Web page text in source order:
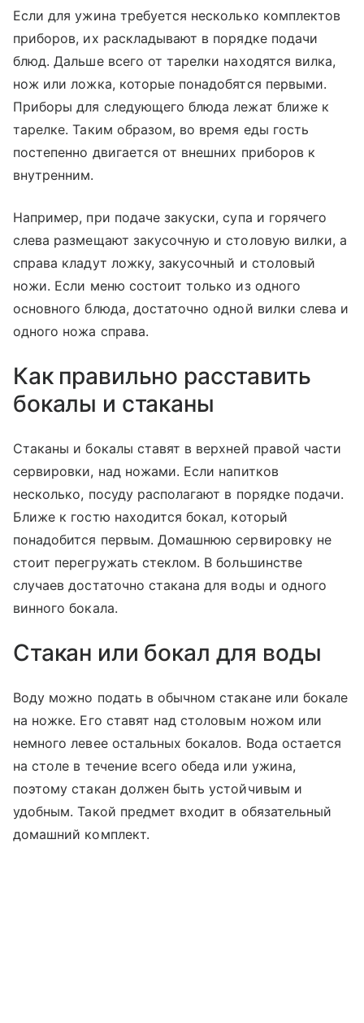
Если для ужина требуется несколько комплектов
приборов, их раскладывают в порядке подачи
блюд. Дальше всего от тарелки находятся вилка,
нож или ложка, которые понадобятся первыми.
Приборы для следующего блюда лежат ближе к
тарелке. Таким образом, во время еды гость
постепенно двигается от внешних приборов к
внутренним.
Например, при подаче закуски, супа и горячего
слева размещают закусочную и столовую вилки, а
справа кладут ложку, закусочный и столовый
ножи. Если меню состоит только из одного
основного блюда, достаточно одной вилки слева и
одного ножа справа.
Как правильно расставить
бокалы и стаканы
Стаканы и бокалы ставят в верхней правой части
сервировки, над ножами. Если напитков
несколько, посуду располагают в порядке подачи.
Ближе к гостю находится бокал, который
понадобится первым. Домашнюю сервировку не
стоит перегружать стеклом. В большинстве
случаев достаточно стакана для воды и одного
винного бокала.
Стакан или бокал для воды
Воду можно подать в обычном стакане или бокале
на ножке. Его ставят над столовым ножом или
немного левее остальных бокалов. Вода остается
на столе в течение всего обеда или ужина,
поэтому стакан должен быть устойчивым и
удобным. Такой предмет входит в обязательный
домашний комплект.